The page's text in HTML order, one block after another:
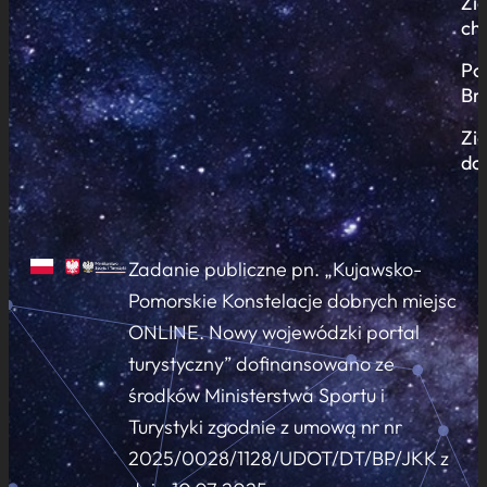
Zadanie publiczne pn. „Kujawsko-
Pomorskie Konstelacje dobrych miejsc
ONLINE. Nowy wojewódzki portal
turystyczny” dofinansowano ze
środków Ministerstwa Sportu i
Turystyki zgodnie z umową nr nr
2025/0028/1128/UDOT/DT/BP/JKK z